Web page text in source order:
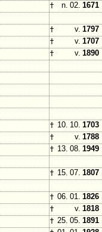
† n. 02. 1671
† v. 1797
† v. 1707
† v. 1890
† 10. 10. 1703
† v. 1788
† 13. 08. 1949
† 15. 07. 1807
† 06. 01. 1826
† v. 1818
† 25. 05. 1891